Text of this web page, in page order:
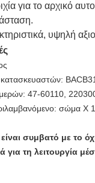
για το αρχικό
υψηλή
47-60110,
σώμα Χ
συμβατό με το
για τη λειτουργία